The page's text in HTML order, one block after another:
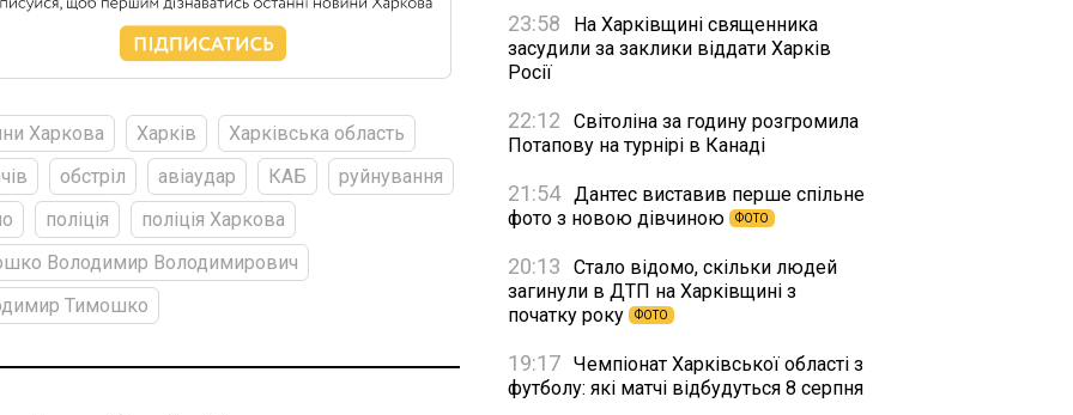
Харкова Харків
Харківська область
обстріл авіаудар КАБ
руйнування
поліція
поліція Харкова
Володимир Володимирович
Тимошко
23:58
На Харківщині священника
засудили за заклики віддати Харків
Росії
22:12
Світоліна за годину розгромила
Потапову на турнірі в Канаді
21:54 Дантес виставив перше спільне
фото з новою дівчиною
ФОТО
20:13
Стало відомо, скільки людей
загинули в ДТП на Харківщині з
початку року
ФОТО
19:17 Чемпіонат Харківської області з
футболу: які матчі відбудуться 8 серпня